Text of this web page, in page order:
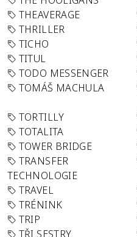
THEAVERAGE
THRILLER
TICHO
TITUL
TODO MESSENGER
TOMÁŠ MACHULA
TORTILLY
TOTALITA
TOWER BRIDGE
TRANSFER
TECHNOLOGIE
TRAVEL
TRÉNINK
TRIP
TŘI SESTRY